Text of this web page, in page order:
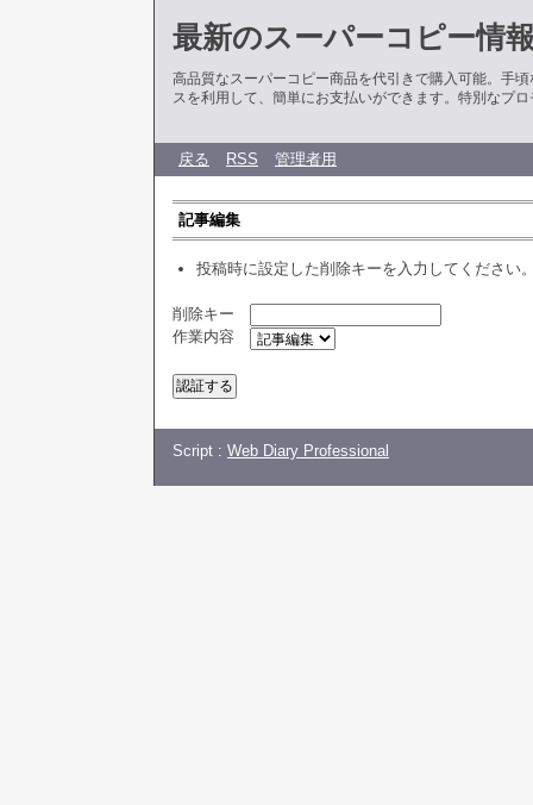
最新のスーパーコピー情
高品質なスーパーコピー商品を代引きで購入可能。手
スを利用して、簡単にお支払いができます。特別なプ
戻る RSS 管理者用
記事編集
投稿時に設定した削除キーを入力してください
削除キー
作業内容
Script : Web Diary Professional